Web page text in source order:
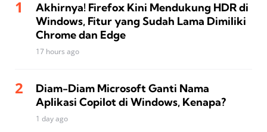
Akhirnya! Firefox Kini Mendukung HDR di
Windows, Fitur yang Sudah Lama Dimiliki
Chrome dan Edge
17 hours ago
Diam-Diam Microsoft Ganti Nama
Aplikasi Copilot di Windows, Kenapa?
1 day ago